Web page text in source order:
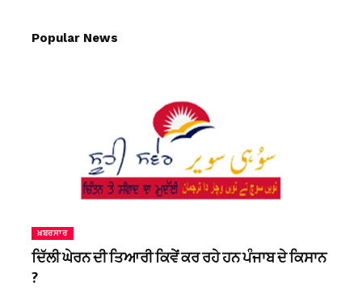
Popular News
ਖ਼ਬਰਸਾਰ
ਦਿੱਲੀ ਘੇਰਨ ਦੀ ਤਿਆਰੀ ਕਿਵੇਂ ਕਰ ਰਹੇ ਹਨ ਪੰਜਾਬ ਦੇ ਕਿਸਾਨ
?